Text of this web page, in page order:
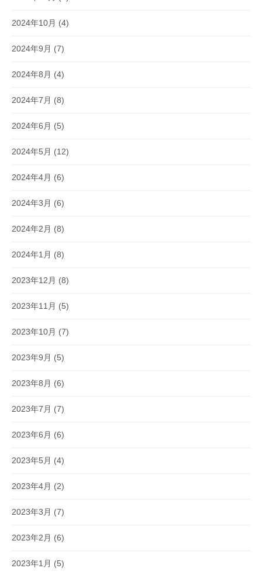
2024年10月 (4)
2024年9月 (7)
2024年8月 (4)
2024年7月 (8)
2024年6月 (5)
2024年5月 (12)
2024年4月 (6)
2024年3月 (6)
2024年2月 (8)
2024年1月 (8)
2023年12月 (8)
2023年11月 (5)
2023年10月 (7)
2023年9月 (5)
2023年8月 (6)
2023年7月 (7)
2023年6月 (6)
2023年5月 (4)
2023年4月 (2)
2023年3月 (7)
2023年2月 (6)
2023年1月 (5)